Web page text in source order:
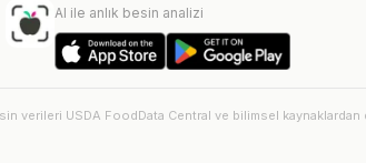
AI ile anlık besin analizi
verileri USDA FoodData Central ve bilimsel kaynaklardan